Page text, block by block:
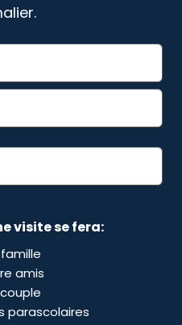
*
visite se fera:
famille
amis
couple
parascolaires